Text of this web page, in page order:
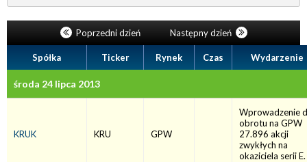
Poprzedni dzień Następny dzień
Spółka Ticker Rynek Czas Wydarzenie
środa 24 lipca 2013
KRUK KRU GPW
Wprowadzenie
obrotu na GPW
27.896 akcji
zwykłych na
okaziciela serii E.